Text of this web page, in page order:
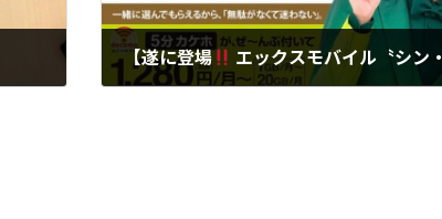
【遂に登場 エックスモバイル〝シン・プラン〟】通話5分放題付き3GB1480円！